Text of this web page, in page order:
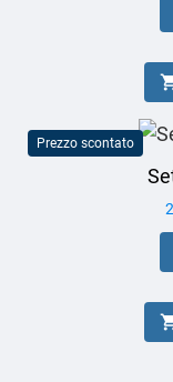
Prezzo scontato